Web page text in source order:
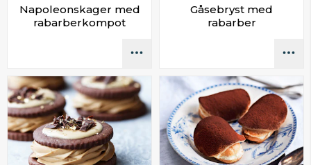
Napoleonskager med
rabarberkompot
Gåsebryst med
rabarber